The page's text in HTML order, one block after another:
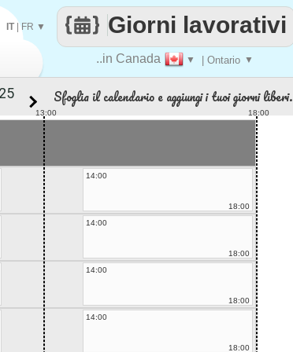
..in Canada ▼ | Ontario ▼
Giorni lavorativi
IT|FR ▼
Sfoglia il calendario e aggiungi i tuoi giorni liberi.
13:00 18:00
14:00
18:00
14:00
18:00
14:00
18:00
14:00
18:00